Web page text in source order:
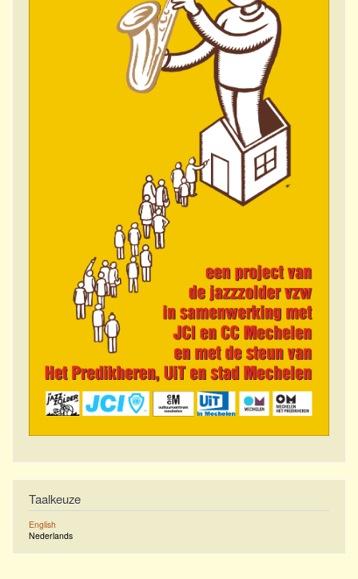
Taalkeuze
English
Nederlands